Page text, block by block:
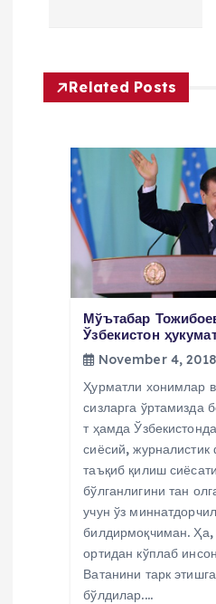
g
Related Posts
Мўътабар
Ўзбекистон
November 4, 2018
Ҳурматли хонимлар
сизларга ўртамизда
т ҳамда
сиёсий, журналистик
таъқиб қилиш
бўлганлигини тан
учун ўз
билдирмоқчиман. Ҳа,
ортидан кўплаб
Ватанини тарк
бўлдилар.…